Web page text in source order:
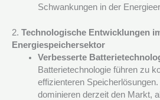
Schwankungen in der
2. Technologische Entwicklungen
Energiespeichersektor
Verbesserte
Batterietechnologie führen zu
effizienteren
dominieren derzeit den Markt,